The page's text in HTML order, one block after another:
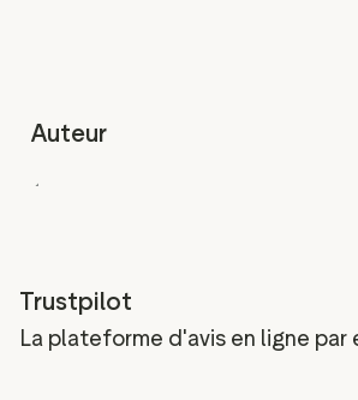
Auteur
Trustpilot
La plateforme d'avis en ligne